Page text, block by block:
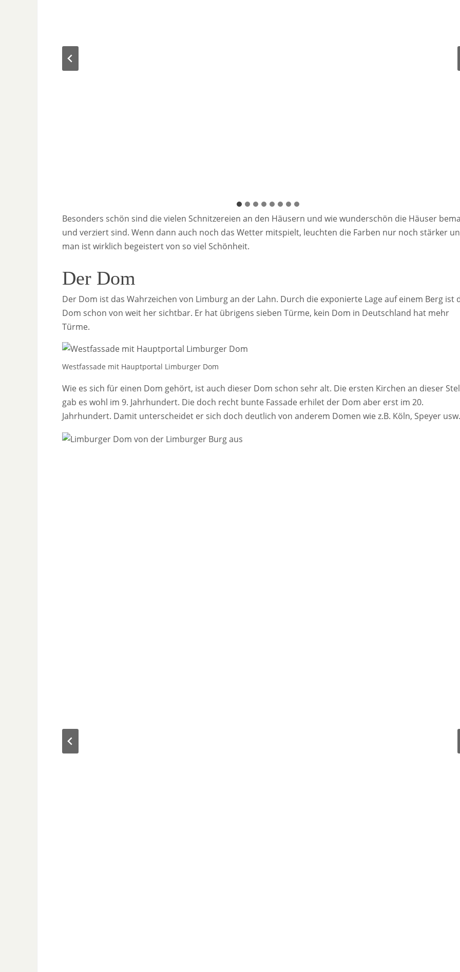
Besonders schön sind die vielen Schnitzereien an den Häusern und wie wunderschön die Häuser
und verziert sind. Wenn dann auch noch das Wetter mitspielt, leuchten die Farben nur noch stärker
man ist wirklich begeistert von so viel Schönheit.
Der Dom
Der Dom ist das Wahrzeichen von Limburg an der Lahn. Durch die exponierte Lage auf einem Berg ist
Dom schon von weit her sichtbar. Er hat übrigens sieben Türme, kein Dom in Deutschland hat mehr
Türme.
Westfassade mit Hauptportal Limburger Dom
Wie es sich für einen Dom gehört, ist auch dieser Dom schon sehr alt. Die ersten Kirchen an dieser
gab es wohl im 9. Jahrhundert. Die doch recht bunte Fassade erhilet der Dom aber erst im 20.
Jahrhundert. Damit unterscheidet er sich doch deutlich von anderem Domen wie z.B. Köln, Speyer usw.